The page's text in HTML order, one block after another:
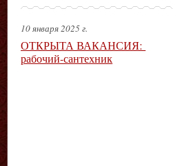
10 января 2025 г.
ОТКРЫТА ВАКАНСИЯ:
рабочий-сантехник